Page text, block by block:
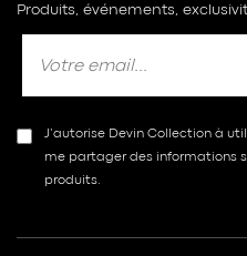
Produits, événements,
J’autorise Devin Collection à
me partager des informations
produits.